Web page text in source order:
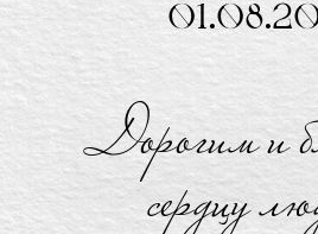
Дорогим и
сердцу